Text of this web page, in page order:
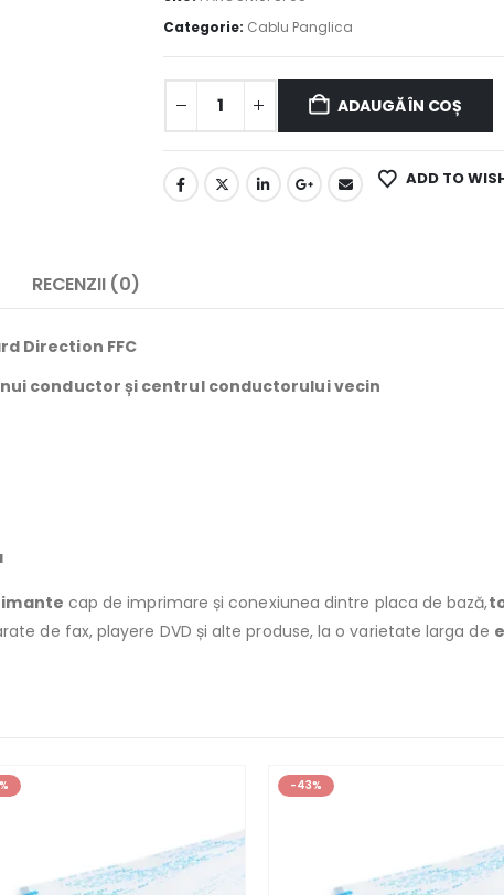
Categorie: Cablu Panglica
ADAUGĂ ÎN COȘ
ADD TO
RECENZII (0)
Direction FFC
conductor și centrul conductorului vecin
cap de imprimare și conexiunea dintre placa de bază,
de fax, playere DVD și alte produse, la o varietate larga de
-43%